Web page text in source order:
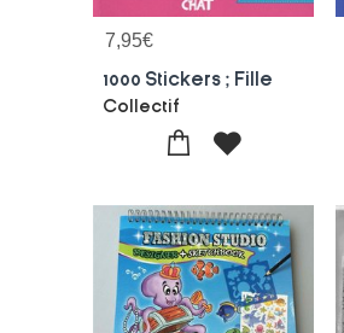
7,95€
1000 Stickers ; Fille
Collectif